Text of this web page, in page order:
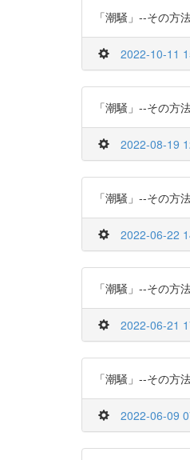
「潮騒」--その方
2022-10-11
「潮騒」--その方
2022-08-19
「潮騒」--その方
2022-06-22
「潮騒」--その方
2022-06-21
「潮騒」--その方
2022-06-09